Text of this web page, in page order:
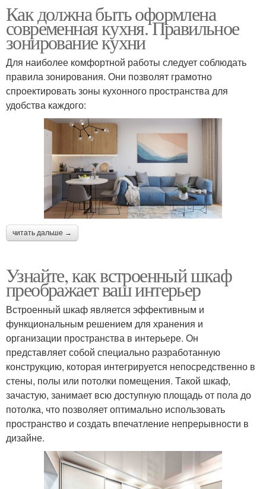
Как должна быть оформлена
современная кухня. Правильное
зонирование кухни
Для наиболее комфортной работы следует соблюдать
правила зонирования. Они позволят грамотно
спроектировать зоны кухонного пространства для
удобства каждого:
читать дальше →
Узнайте, как встроенный шкаф
преображает ваш интерьер
Встроенный шкаф является эффективным и
функциональным решением для хранения и
организации пространства в интерьере. Он
представляет собой специально разработанную
конструкцию, которая интегрируется непосредственно в
стены, полы или потолки помещения. Такой шкаф,
зачастую, занимает всю доступную площадь от пола до
потолка, что позволяет оптимально использовать
пространство и создать впечатление непрерывности в
дизайне.